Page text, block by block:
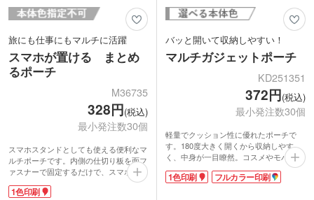
旅にも仕事にもマルチに活躍
スマホが置ける まとめ
るポーチ
M36735
328円(税込)
最小発注数30個
スマホスタンドとしても使える便利なマ
ルチポーチです。内側の仕切り板を面フ
ァスナーで固定するだけで、スマホを横
向きに立てかけられます。内ポケットが
多く、筆記用具はもちろん通帳や充電ケ
1色印刷
バッと開いて収納しやすい！
マルチガジェットポーチ
KD251351
372円(税込)
最小発注数30個
軽量でクッション性に優れたポーチで
す。180度大きく開くから収納しやす
く、中身が一目瞭然。コスメやモバイル
バッテリー、ケーブル類などを機能的に
まとめることができてバッグ内の整理整
1色印刷 フルカラー印刷